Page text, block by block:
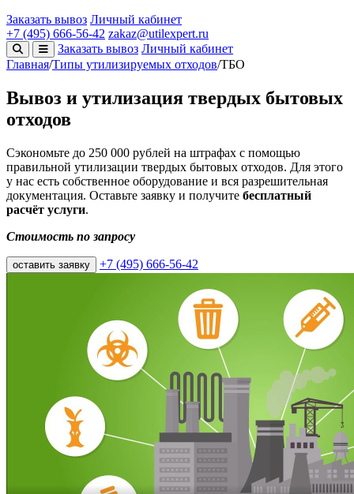
Заказать вывоз Личный кабинет
+7 (495) 666-56-42 zakaz@utilexpert.ru
Заказать вывоз Личный кабинет
Главная/Типы утилизируемых отходов/ТБО
Вывоз и утилизация твердых бытовых
отходов
Сэкономьте до 250 000 рублей на штрафах с помощью
правильной утилизации твердых бытовых отходов. Для этого
у нас есть собственное оборудование и вся разрешительная
документация. Оставьте заявку и получите бесплатный
расчёт услуги.
Стоимость по запросу
оставить заявку +7 (495) 666-56-42